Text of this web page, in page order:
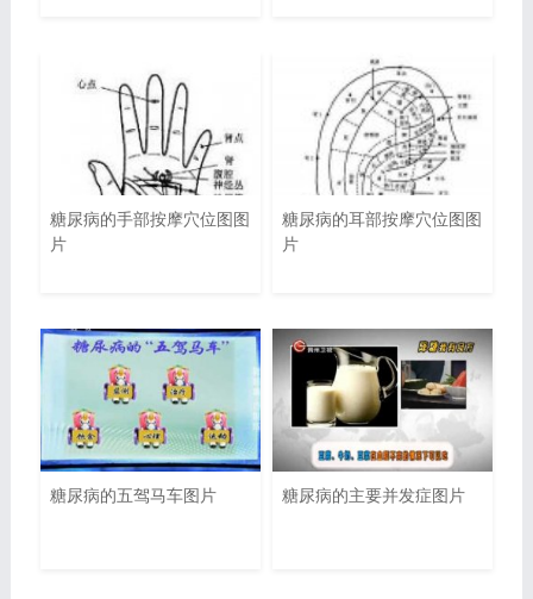
糖尿病的手部按摩穴位图图
片
糖尿病的耳部按摩穴位图图
片
糖尿病的五驾马车图片 糖尿病的主要并发症图片